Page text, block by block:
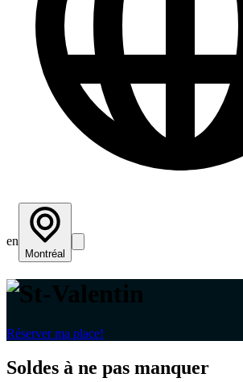
en
Montréal
Réserver ma place!
Soldes à ne pas manquer